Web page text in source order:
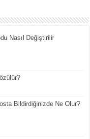
Nasıl Değiştirilir
Bildirdiğinizde Ne Olur?